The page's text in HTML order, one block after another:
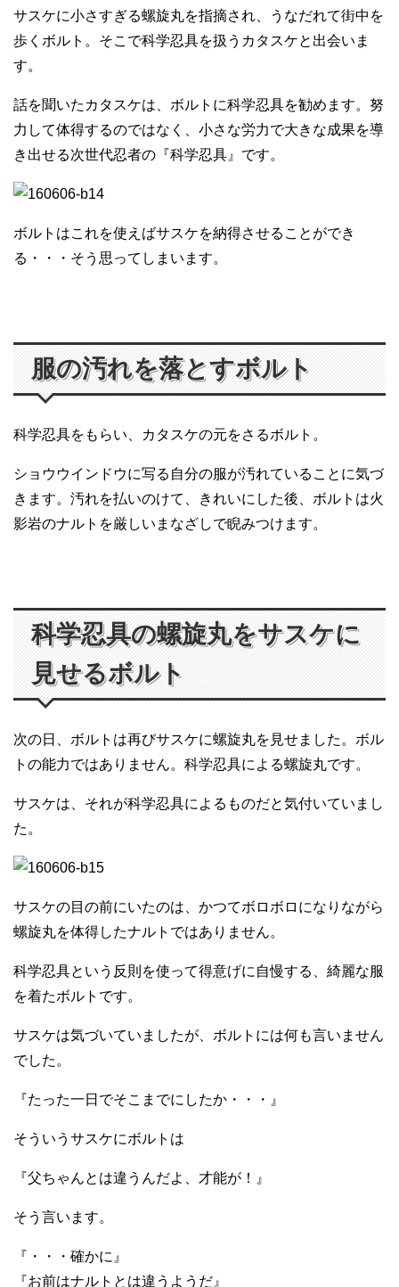
サスケに小さすぎる螺旋丸を指摘され、うなだれて街中を
歩くボルト。そこで科学忍具を扱うカタスケと出会いま
す。
話を聞いたカタスケは、ボルトに科学忍具を勧めます。努
力して体得するのではなく、小さな労力で大きな成果を導
き出せる次世代忍者の『科学忍具』です。
ボルトはこれを使えばサスケを納得させることができ
る・・・そう思ってしまいます。
服の汚れを落とすボルト
科学忍具をもらい、カタスケの元をさるボルト。
ショウウインドウに写る自分の服が汚れていることに気づ
きます。汚れを払いのけて、きれいにした後、ボルトは火
影岩のナルトを厳しいまなざしで睨みつけます。
科学忍具の螺旋丸をサスケに
見せるボルト
次の日、ボルトは再びサスケに螺旋丸を見せました。ボル
トの能力ではありません。科学忍具による螺旋丸です。
サスケは、それが科学忍具によるものだと気付いていまし
た。
サスケの目の前にいたのは、かつてボロボロになりながら
螺旋丸を体得したナルトではありません。
科学忍具という反則を使って得意げに自慢する、綺麗な服
を着たボルトです。
サスケは気づいていましたが、ボルトには何も言いません
でした。
『たった一日でそこまでにしたか・・・』
そういうサスケにボルトは
『父ちゃんとは違うんだよ、才能が！』
そう言います。
『・・・確かに』
『お前はナルトとは違うようだ』